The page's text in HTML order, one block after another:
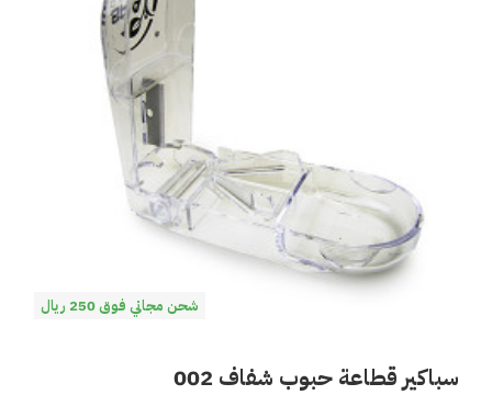
شحن مجاني فوق 250 ريال
سباكير قطاعة حبوب شفاف 002